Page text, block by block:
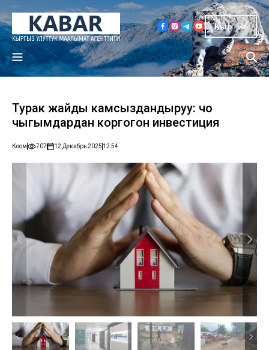
Кыр
Турак жайды камсыздандыруу: чоң
чыгымдардан коргогон инвестиция
Коом 707 12 Декабрь 2025 12:54